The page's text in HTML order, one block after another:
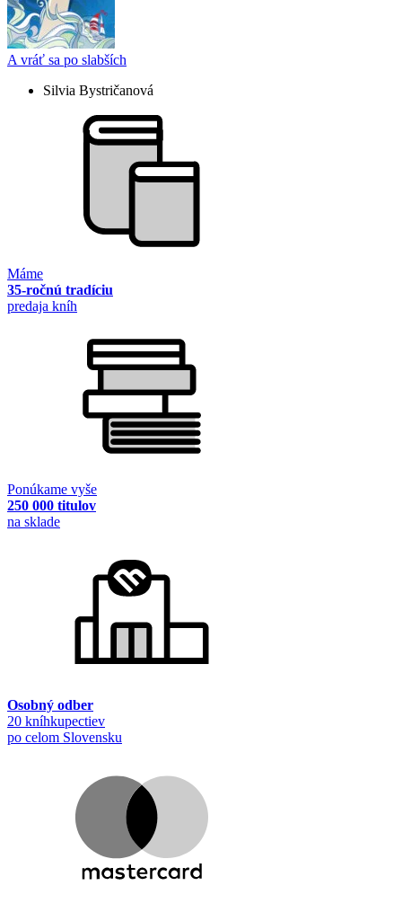
A vráť sa po slabších
Silvia Bystričanová
Máme
35-ročnú tradíciu
predaja kníh
Ponúkame vyše
250 000 titulov
na sklade
Osobný odber
20 kníhkupectiev
po celom Slovensku